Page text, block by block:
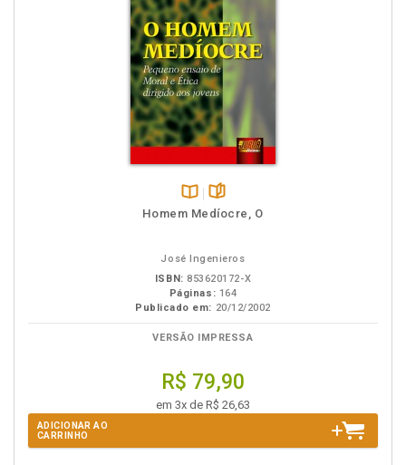
Disponível
páginas
Homem Medíocre, O
José Ingenieros
ISBN: 853620172-X
Páginas: 164
Publicado em: 20/12/2002
VERSÃO IMPRESSA
R$ 79,90
em 3x de R$ 26,63
ADICIONAR AO
CARRINHO